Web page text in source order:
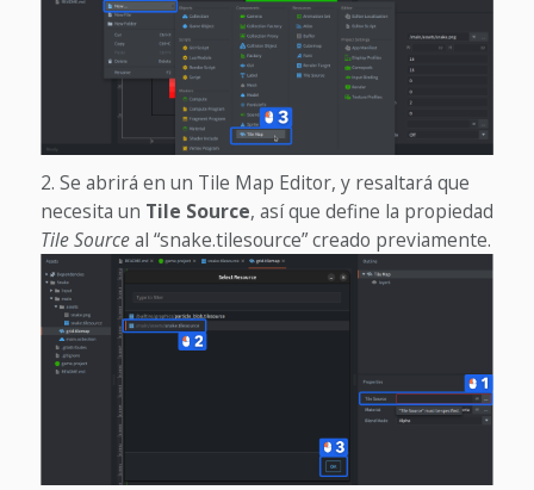
Se abrirá en un Tile Map Editor, y resaltará que
necesita un Tile Source, así que define la propiedad
Tile Sourceal “snake.tilesource” creado previamente.